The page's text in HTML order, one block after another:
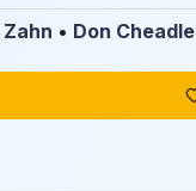
• Don Cheadle